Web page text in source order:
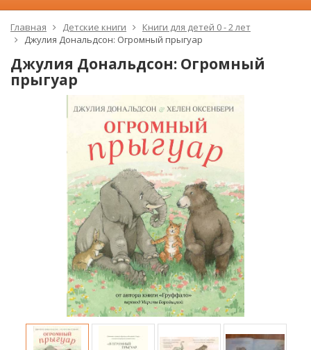
Главная Детские книги
Книги для детей 0 - 2 лет
Джулия Дональдсон: Огромный прыгуар
Джулия Дональдсон: Огромный
прыгуар